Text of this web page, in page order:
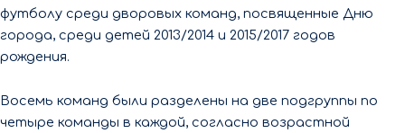
футболу среди дворовых команд, посвященные Дню
города, среди детей 2013/2014 и 2015/2017 годов
рождения.
Восемь команд были разделены на две подгруппы по
четыре команды в каждой, согласно возрастной